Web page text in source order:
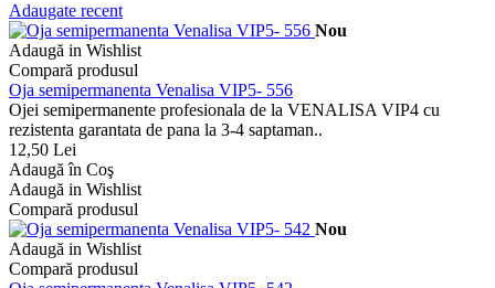
Adaugate recent
Nou
Adaugă in Wishlist
Compară produsul
Oja semipermanenta Venalisa VIP5- 556
Ojei semipermanente profesionala de la VENALISA VIP4 cu
rezistenta garantata de pana la 3-4 saptaman..
12,50 Lei
Adaugă în Coş
Adaugă in Wishlist
Compară produsul
Nou
Adaugă in Wishlist
Compară produsul